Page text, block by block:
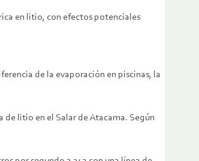
en litio, con efectos potenciales
de la evaporación en piscinas, la
litio en el Salar de Atacama. Según